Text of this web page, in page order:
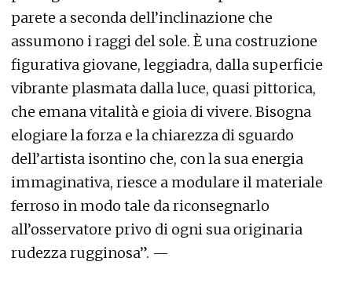
parete a seconda dell’inclinazione che
assumono i raggi del sole. È una costruzione
figurativa giovane, leggiadra, dalla superficie
vibrante plasmata dalla luce, quasi pittorica,
che emana vitalità e gioia di vivere. Bisogna
elogiare la forza e la chiarezza di sguardo
dell’artista isontino che, con la sua energia
immaginativa, riesce a modulare il materiale
ferroso in modo tale da riconsegnarlo
all’osservatore privo di ogni sua originaria
rudezza rugginosa”. —